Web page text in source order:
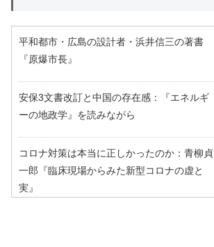
平和都市・広島の設計者・浜井信三の著書
『原爆市長』
安保3文書改訂と中国の存在感：『エネルギ
ーの地政学』を読みながら
コロナ対策は本当に正しかったのか：青柳貞
一郎『臨床現場からみた新型コロナの虚と
実』